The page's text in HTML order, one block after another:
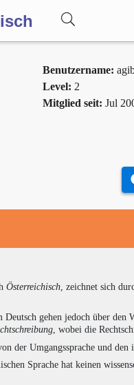
Benutzername:
Level: 2
Mitglied seit: Jul
Österreichisch , zeichnet sich
Deutsch gehen jedoch über
, wobei die
der Umgangssprache und
Sprache hat keinen